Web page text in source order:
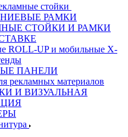
стойки
РАМКИ
СТОЙКИ И РАМКИ
ROLL-UP и мобильные X-
ПАНЕЛИ
рекламных материалов
И ВИЗУАЛЬНАЯ